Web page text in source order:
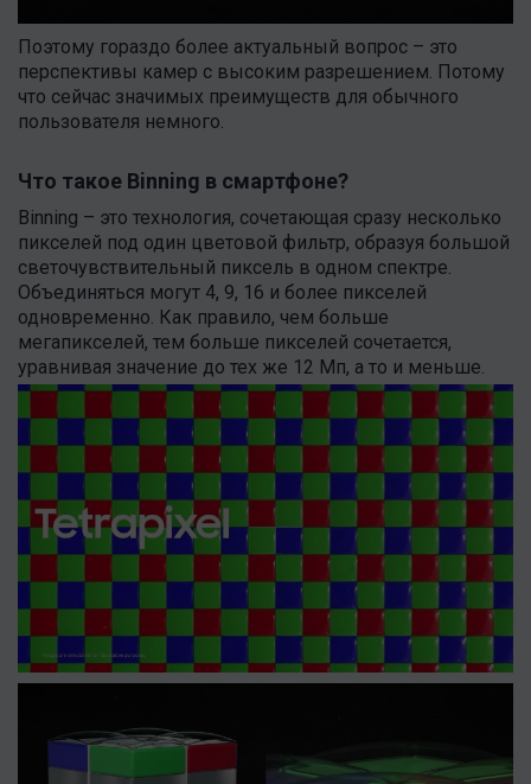
Поэтому гораздо более актуальный вопрос – это
перспективы камер с высоким разрешением. Потому
что сейчас значимых преимуществ для обычного
пользователя немного.
Что такое Binning в смартфоне?
Binning – это технология, сочетающая сразу несколько
пикселей под один цветовой фильтр, образуя большой
светочувствительный пиксель в одном спектре.
Объединяться могут 4, 9, 16 и более пикселей
одновременно. Как правило, чем больше
мегапикселей, тем больше пикселей сочетается,
уравнивая значение до тех же 12 Мп, а то и меньше.